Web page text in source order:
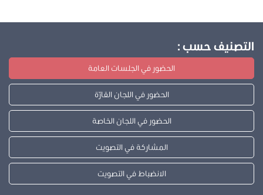
التصنيف حسب :
الحضور في الجلسات العامة
الحضور في اللجان القارّة
الحضور في اللجان الخاصة
المشاركة في التصويت
الانضباط في التصويت